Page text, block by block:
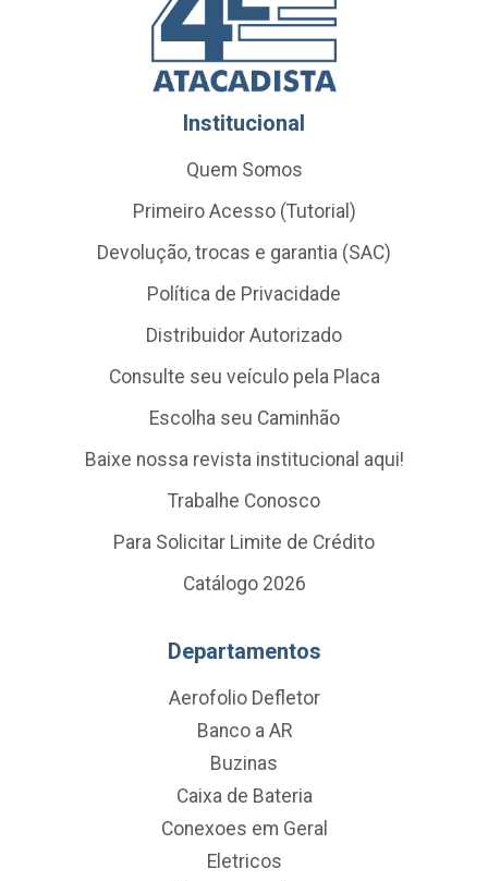
Institucional
Quem Somos
Primeiro Acesso (Tutorial)
Devolução, trocas e garantia (SAC)
Política de Privacidade
Distribuidor Autorizado
Consulte seu veículo pela Placa
Escolha seu Caminhão
Baixe nossa revista institucional aqui!
Trabalhe Conosco
Para Solicitar Limite de Crédito
Catálogo 2026
Departamentos
Aerofolio Defletor
Banco a AR
Buzinas
Caixa de Bateria
Conexoes em Geral
Eletricos